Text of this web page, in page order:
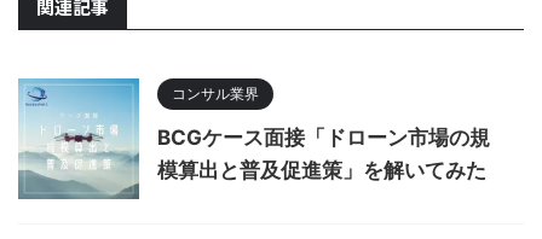
関連記事
コンサル業界
BCGケース面接「ドローン市場の規
模算出と普及促進策」を解いてみた